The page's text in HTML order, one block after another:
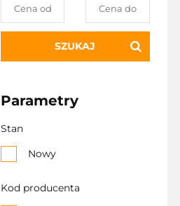
SZUKAJ
Parametry
Stan
Nowy
Kod producenta